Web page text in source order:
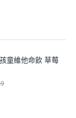
童維他命飲 草莓